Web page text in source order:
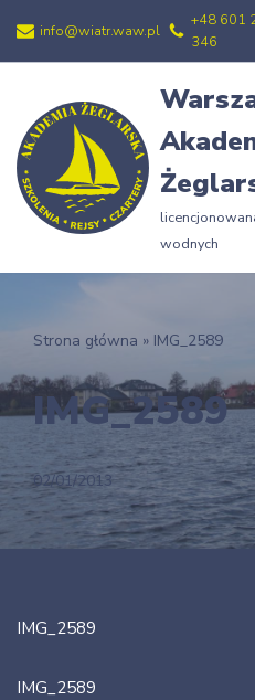
Przejdź
treści
info@wiatr.waw.pl
+48 601
346
wodnych
Strona główna » IMG_2589
IMG_2589
02/01/2013
IMG_2589
IMG_2589